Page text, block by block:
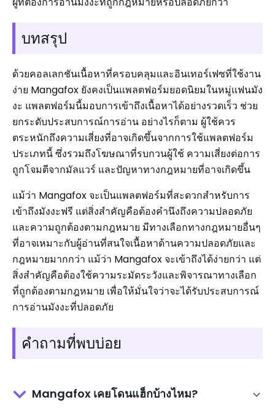
บทสรุป
ด้วยคอลเลกชันเนื้อหาที่ครอบคลุมและอินเทอร์เฟซที่ใช้งาน
ง่าย Mangafox ยังคงเป็นแพลตฟอร์มยอดนิยมในหมู่แฟนมัง
งะ แพลตฟอร์มนี้มอบการเข้าถึงเนื้อหาได้อย่างรวดเร็ว ช่วย
ยกระดับประสบการณ์การอ่าน อย่างไรก็ตาม ผู้ใช้ควร
ตระหนักถึงความเสี่ยงที่อาจเกิดขึ้นจากการใช้แพลตฟอร์ม
ประเภทนี้ ซึ่งรวมถึงโฆษณาที่รบกวนผู้ใช้ ความเสี่ยงต่อการ
ถูกโจมตีจากมัลแวร์ และปัญหาทางกฎหมายที่อาจเกิดขึ้น
แม้ว่า Mangafox จะเป็นแพลตฟอร์มที่สะดวกสำหรับการ
เข้าถึงมังงะฟรี แต่สิ่งสำคัญคือต้องคำนึงถึงความปลอดภัย
และความถูกต้องตามกฎหมาย มีทางเลือกทางกฎหมายอื่นๆ
ที่อาจเหมาะกับผู้อ่านที่สนใจเนื้อหาด้านความปลอดภัยและ
กฎหมายมากกว่า แม้ว่า Mangafox จะเข้าถึงได้ง่ายกว่า แต่
สิ่งสำคัญคือต้องใช้ความระมัดระวังและพิจารณาทางเลือก
ที่ถูกต้องตามกฎหมาย เพื่อให้มั่นใจว่าจะได้รับประสบการณ์
การอ่านมังงะที่ปลอดภัย
คำถามที่พบบ่อย
Mangafox เคยโดนแฮ็กบ้างไหม?